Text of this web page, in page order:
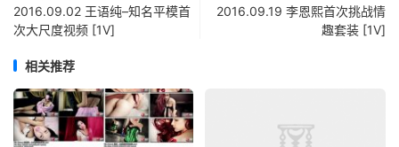
2016.09.02 王语纯–知名平模首
次大尺度视频 [1V]
2016.09.19 李恩熙首次挑战情
趣套装 [1V]
相关推荐